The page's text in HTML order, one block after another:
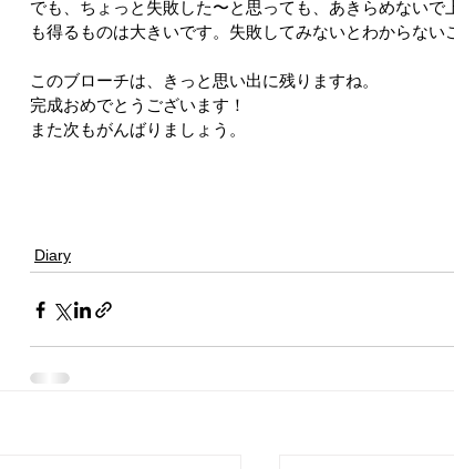
でも、ちょっと失敗した〜と思っても、あきらめない
も得るものは大きいです。失敗してみないとわからない
このブローチは、きっと思い出に残りますね。
完成おめでとうございます！
また次もがんばりましょう。
Diary